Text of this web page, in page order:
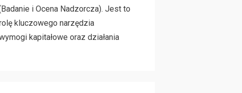
i Ocena Nadzorcza). Jest to
kluczowego narzędzia
kapitałowe oraz działania